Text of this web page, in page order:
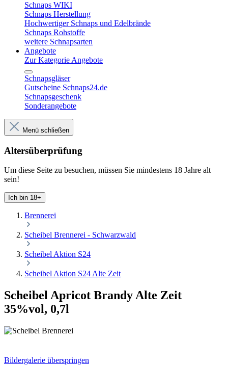
Schnaps WIKI
Schnaps Herstellung
Hochwertiger Schnaps und Edelbrände
Schnaps Rohstoffe
weitere Schnapsarten
Angebote
Zur Kategorie Angebote
Schnapsgläser
Gutscheine Schnaps24.de
Schnapsgeschenk
Sonderangebote
Menü schließen
Altersüberprüfung
Um diese Seite zu besuchen, müssen Sie mindestens 18 Jahre alt
sein!
Ich bin 18+
Brennerei
Scheibel Brennerei - Schwarzwald
Scheibel Aktion S24
Scheibel Aktion S24 Alte Zeit
Scheibel Apricot Brandy Alte Zeit
35%vol, 0,7l
Bildergalerie überspringen